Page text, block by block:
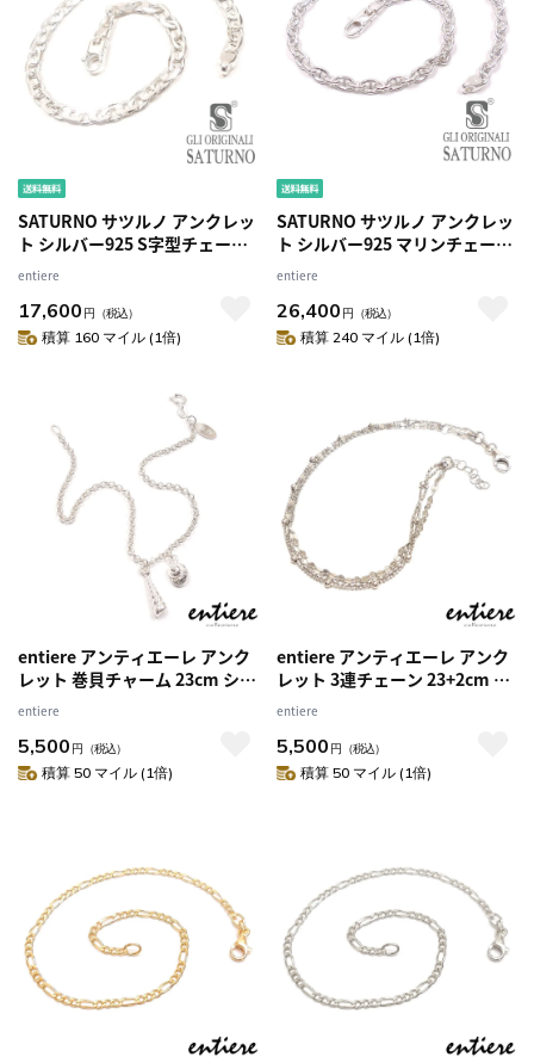
SATURNO サツルノ アンクレッ
ト シルバー925 S字型チェーン
約26cm メンズ レディース
entiere
17,600 円 （税込）
積算 160 マイル (1倍)
SATURNO サツルノ アンクレッ
ト シルバー925 マリンチェーン
約24cm メンズ レディース
entiere
26,400 円 （税込）
積算 240 マイル (1倍)
entiere アンティエーレ アンク
レット 巻貝チャーム 23cm シル
バー925 レディース イニシャル
刻印・名入れ
entiere
5,500 円 （税込）
積算 50 マイル (1倍)
entiere アンティエーレ アンク
レット 3連チェーン 23+2cm シ
ルバー925 ロジウムメッキ レデ
ィース イタリア製
entiere
5,500 円 （税込）
積算 50 マイル (1倍)